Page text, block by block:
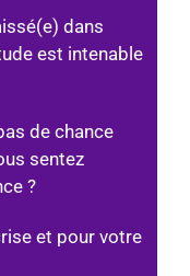
dans
est intenable
de chance
sentez
?
et pour votre